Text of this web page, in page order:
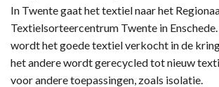
In Twente gaat het textiel naar het
Textielsorteercentrum Twente in
wordt het goede textiel verkocht in de
het andere wordt gerecycled tot nieuw
voor andere toepassingen, zoals isolatie.